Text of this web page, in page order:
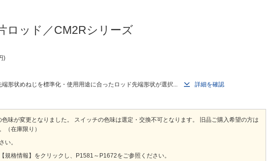
ロッド／CM2Rシリーズ
形状めねじを標準化・使用用途に合ったロッド先端形状が選択...
詳細を確認
味が変更となりました。 スイッチの色味は選定・交換不可となります。 旧品ご購入希望の方は
（在庫限り）
い。
規格情報】をクリックし、P1581～P1672をご参照ください。